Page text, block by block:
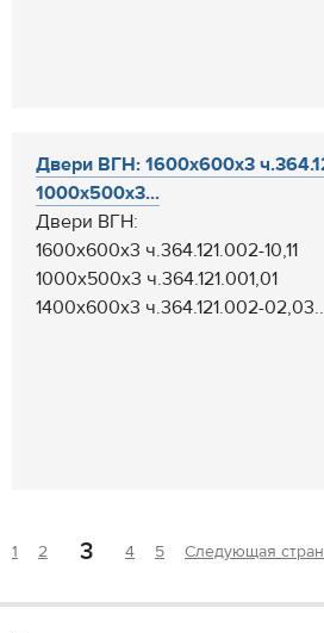
Двери ВГН: 1600х600х3
1000х500х3...
Двери ВГН:
1600х600х3 ч.364.121.002-10,11
1000х500х3 ч.364.121.001,01
1400х600х3 ч.364.121.002-
1 2 3 4 5 Следующая